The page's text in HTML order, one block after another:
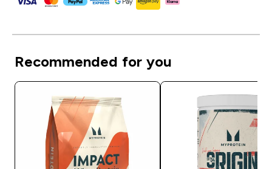
Recommended for you